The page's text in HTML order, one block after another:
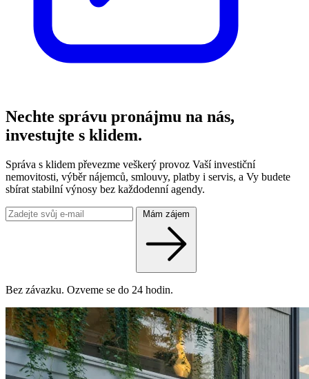
Nechte správu pronájmu na nás,
investujte s klidem.
Správa s klidem převezme veškerý provoz Vaší investiční
nemovitosti, výběr nájemců, smlouvy, platby i servis, a Vy budete
sbírat stabilní výnosy bez každodenní agendy.
Mám zájem
Bez závazku. Ozveme se do 24 hodin.